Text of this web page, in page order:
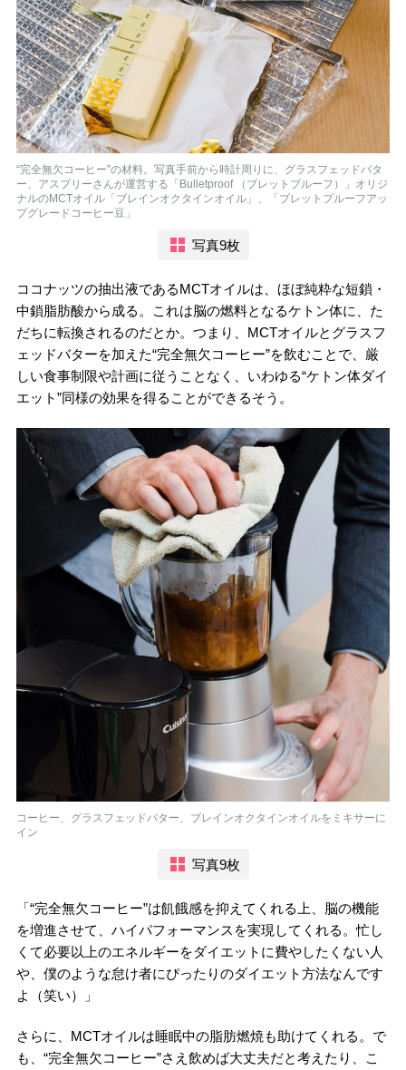
“完全無欠コーヒー”の材料。写真手前から時計周りに、グラスフェッドバタ
ー、アスプリーさんが運営する「Bulletproof （ブレットプルーフ）」オリジ
ナルのMCTオイル「ブレインオクタインオイル」、「ブレットプルーフアッ
プグレードコーヒー豆」
写真9枚
ココナッツの抽出液であるMCTオイルは、ほぼ純粋な短鎖・
中鎖脂肪酸から成る。これは脳の燃料となるケトン体に、た
だちに転換されるのだとか。つまり、MCTオイルとグラスフ
ェッドバターを加えた“完全無欠コーヒー”を飲むことで、厳
しい食事制限や計画に従うことなく、いわゆる“ケトン体ダイ
エット”同様の効果を得ることができるそう。
コーヒー、グラスフェッドバター、ブレインオクタインオイルをミキサーに
イン
写真9枚
「“完全無欠コーヒー”は飢餓感を抑えてくれる上、脳の機能
を増進させて、ハイパフォーマンスを実現してくれる。忙し
くて必要以上のエネルギーをダイエットに費やしたくない人
や、僕のような怠け者にぴったりのダイエット方法なんです
よ（笑い）」
さらに、MCTオイルは睡眠中の脂肪燃焼も助けてくれる。で
も、“完全無欠コーヒー”さえ飲めば大丈夫だと考えたり、こ